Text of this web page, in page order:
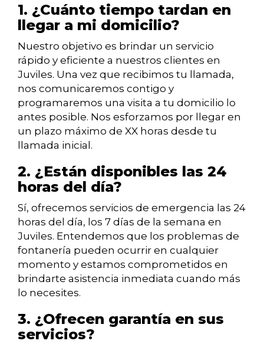
1. ¿Cuánto tiempo tardan en
llegar a mi domicilio?
Nuestro objetivo es brindar un servicio
rápido y eficiente a nuestros clientes en
Juviles. Una vez que recibimos tu llamada,
nos comunicaremos contigo y
programaremos una visita a tu domicilio lo
antes posible. Nos esforzamos por llegar en
un plazo máximo de XX horas desde tu
llamada inicial.
2. ¿Están disponibles las 24
horas del día?
Sí, ofrecemos servicios de emergencia las 24
horas del día, los 7 días de la semana en
Juviles. Entendemos que los problemas de
fontanería pueden ocurrir en cualquier
momento y estamos comprometidos en
brindarte asistencia inmediata cuando más
lo necesites.
3. ¿Ofrecen garantía en sus
servicios?